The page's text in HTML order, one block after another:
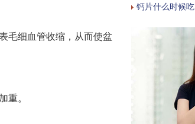
毛细血管收缩，从而使盆
。
钙片什么时候吃